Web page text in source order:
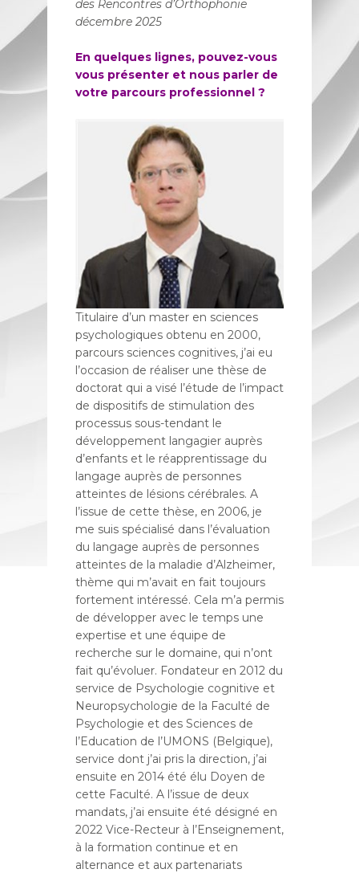
des Rencontres d’Orthophonie
décembre 2025
En quelques lignes, pouvez-vous
vous présenter et nous parler de
votre parcours professionnel ?
Titulaire d’un master en sciences
psychologiques obtenu en 2000,
parcours sciences cognitives, j’ai eu
l’occasion de réaliser une thèse de
doctorat qui a visé l’étude de l’impact
de dispositifs de stimulation des
processus sous-tendant le
développement langagier auprès
d’enfants et le réapprentissage du
langage auprès de personnes
atteintes de lésions cérébrales. A
l’issue de cette thèse, en 2006, je
me suis spécialisé dans l’évaluation
du langage auprès de personnes
atteintes de la maladie d’Alzheimer,
thème qui m’avait en fait toujours
fortement intéressé. Cela m’a permis
de développer avec le temps une
expertise et une équipe de
recherche sur le domaine, qui n’ont
fait qu’évoluer. Fondateur en 2012 du
service de Psychologie cognitive et
Neuropsychologie de la Faculté de
Psychologie et des Sciences de
l’Education de l’UMONS (Belgique),
service dont j’ai pris la direction, j’ai
ensuite en 2014 été élu Doyen de
cette Faculté. A l’issue de deux
mandats, j’ai ensuite été désigné en
2022 Vice-Recteur à l’Enseignement,
à la formation continue et en
alternance et aux partenariats